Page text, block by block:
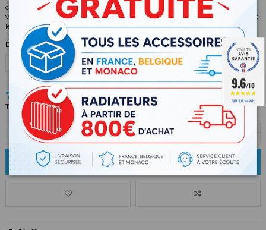
(1 avis)
confort des chauffages AEROFLOW ? Rien de plus simple, accessoirisez-
votre radiateur avec notre Design Front. Cet accessoire modifie totalement
le look de votre radiateur et lui confère un style plus moderne !
Design Front
78,00 €
TTC
Ajouter au panier
9.6/10
BASÉ SUR 184 AVIS